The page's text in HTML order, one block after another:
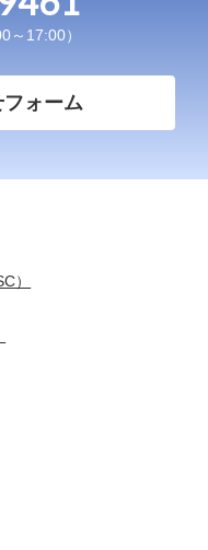
～17:00）
ォーム
）